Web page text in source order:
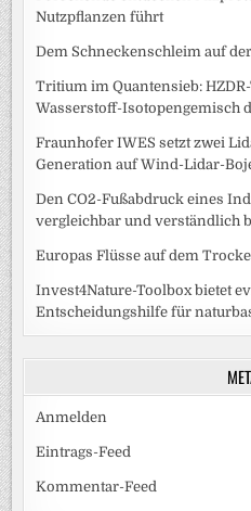
Nutzpflanzen führt
Dem Schneckenschleim auf
Tritium im Quantensieb:
Wasserstoff-Isotopengemisch
Fraunhofer IWES setzt zwei
Generation auf Wind-Lidar-
Den CO2-Fußabdruck eines
vergleichbar und verständlich
Europas Flüsse auf dem
Invest4Nature-Toolbox bietet
Entscheidungshilfe für
Anmelden
Eintrags-Feed
Kommentar-Feed